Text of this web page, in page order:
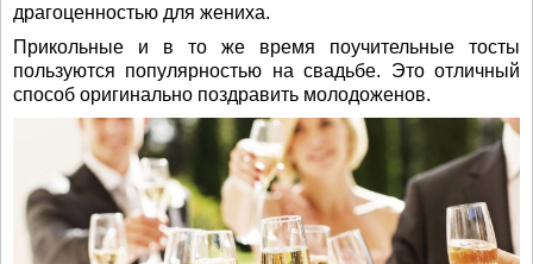
драгоценностью для жениха.
Прикольные и в то же время поучительные тосты
пользуются популярностью на свадьбе. Это отличный
способ оригинально поздравить молодоженов.